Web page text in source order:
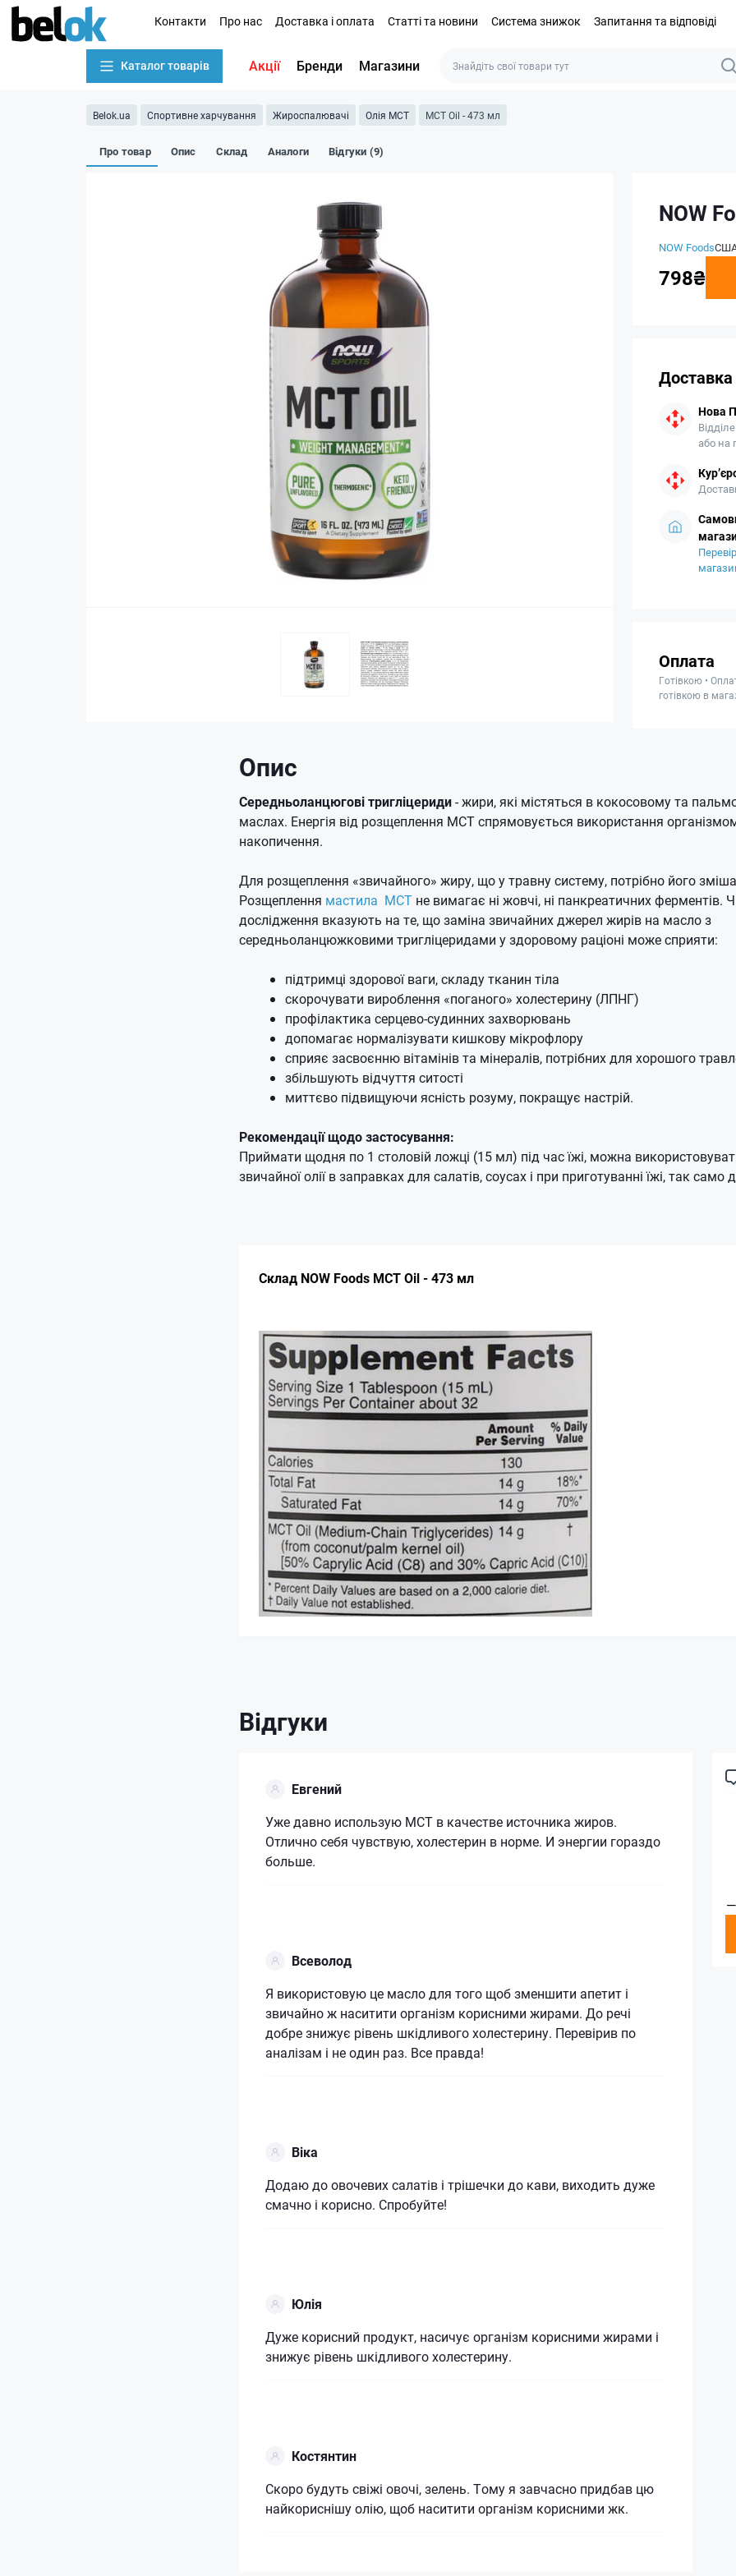
Контакти Про нас Доставка і оплата Статті та новини Система знижок Запитання та відповіді
Каталог товарів Акції Бренди Магазини
Belok.ua Спортивне харчування Жироспалювачі Олія МСТ MCT Oil - 473 мл
Про товар Опис Склад Аналоги Відгуки (9)
NOW
NOW Foods
798₴
Доставка
Нова
або на
Оплата
Готівкою •
готівкою в
Опис
Середньоланцюгові тригліцериди- жири, які містяться в кокосовому та
маслах. Енергія від розщеплення МСТ спрямовується використання
накопичення.
Для розщеплення «звичайного» жиру, що у травну систему, потрібно його
Розщеплення мастила МСТ не вимагає ні жовчі, ні панкреатичних ферментів.
дослідження вказують на те, що заміна звичайних джерел жирів на масло з
середньоланцюжковими тригліцеридами у здоровому раціоні може сприяти:
підтримці здорової ваги, складу тканин тіла
скорочувати вироблення «поганого» холестерину (ЛПНГ)
профілактика серцево-судинних захворювань
допомагає нормалізувати кишкову мікрофлору
сприяє засвоєнню вітамінів та мінералів, потрібних для хорошого
збільшують відчуття ситості
миттєво підвищуючи ясність розуму, покращує настрій.
Рекомендації щодо застосування:
Приймати щодня по 1 столовій ложці (15 мл) під час їжі, можна
звичайної олії в заправках для салатів, соусах і при приготуванні їжі, так само
Склад NOW Foods MCT Oil - 473 мл
Відгуки
Евгений
Уже давно использую МСТ в качестве источника жиров.
Отлично себя чувствую, холестерин в норме. И энергии гораздо
больше.
Всеволод
Я використовую це масло для того щоб зменшити апетит і
звичайно ж наситити організм корисними жирами. До речі
добре знижує рівень шкідливого холестерину. Перевірив по
аналізам і не один раз. Все правда!
Віка
Додаю до овочевих салатів і трішечки до кави, виходить дуже
смачно і корисно. Спробуйте!
Юлія
Дуже корисний продукт, насичує організм корисними жирами і
знижує рівень шкідливого холестерину.
Костянтин
Скоро будуть свіжі овочі, зелень. Тому я завчасно придбав цю
найкориснішу олію, щоб наситити організм корисними жк.